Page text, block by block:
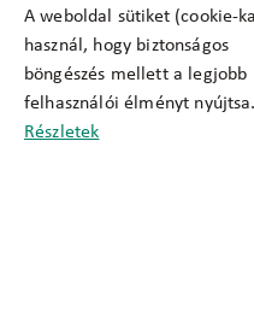
A weboldal sütiket (cookie-
használ, hogy biztonságos
böngészés mellett a legjobb
felhasználói élményt nyújtsa.
Részletek